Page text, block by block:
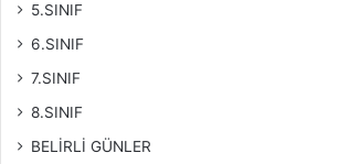
5.SINIF
6.SINIF
7.SINIF
8.SINIF
BELİRLİ GÜNLER